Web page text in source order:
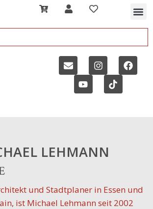
LEHMANN
und Stadtplaner in Essen und
ist Michael Lehmann seit 2002